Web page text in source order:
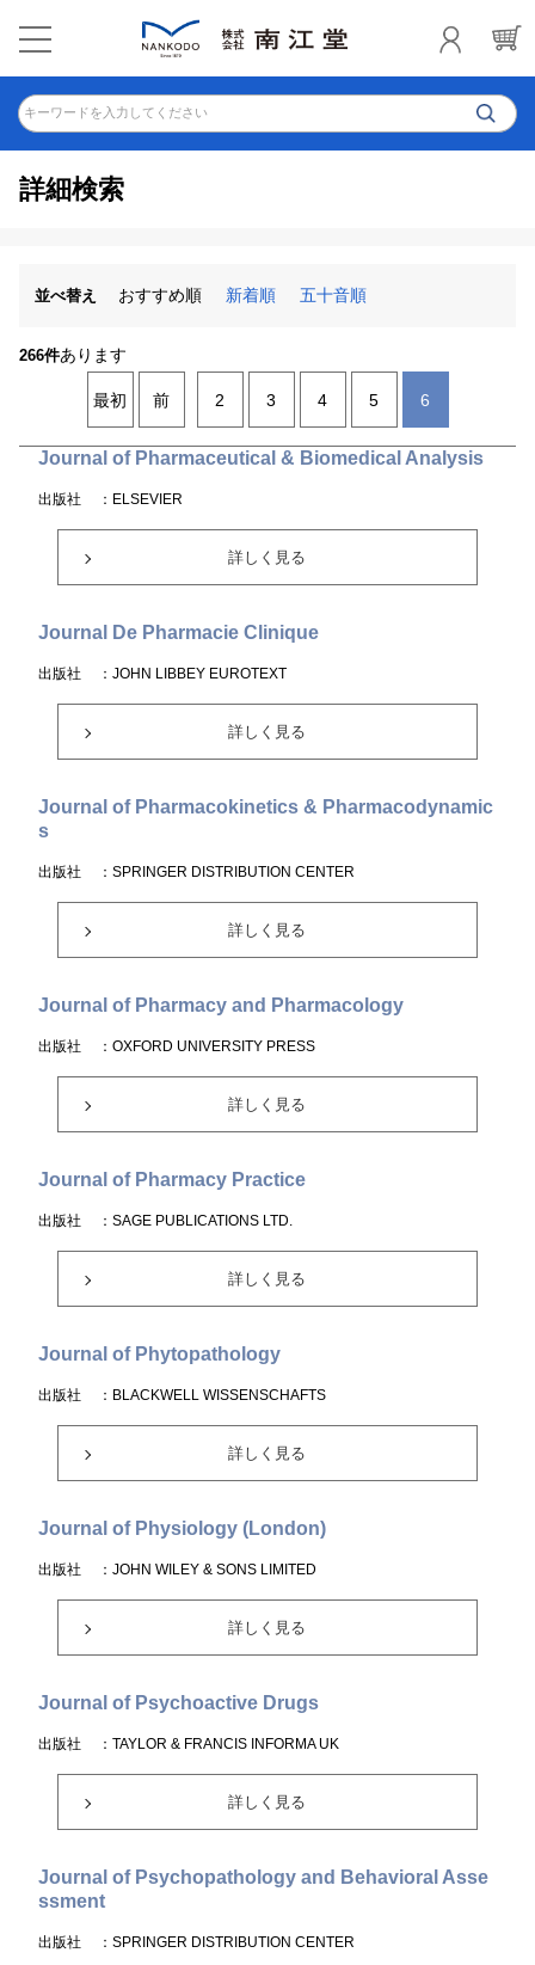
キーワードを入力してください
詳細検索
並べ替え おすすめ順 新着順 五十音順
266件あります
最初 前 2 3 4 5 6
Journal of Pharmaceutical & Biomedical Analysis
出版社 ：ELSEVIER
詳しく見る
Journal De Pharmacie Clinique
出版社 ：JOHN LIBBEY EUROTEXT
詳しく見る
Journal of Pharmacokinetics & Pharmacodynamic
s
出版社 ：SPRINGER DISTRIBUTION CENTER
詳しく見る
Journal of Pharmacy and Pharmacology
出版社 ：OXFORD UNIVERSITY PRESS
詳しく見る
Journal of Pharmacy Practice
出版社 ：SAGE PUBLICATIONS LTD.
詳しく見る
Journal of Phytopathology
出版社 ：BLACKWELL WISSENSCHAFTS
詳しく見る
Journal of Physiology (London)
出版社 ：JOHN WILEY & SONS LIMITED
詳しく見る
Journal of Psychoactive Drugs
出版社 ：TAYLOR & FRANCIS INFORMA UK
詳しく見る
Journal of Psychopathology and Behavioral Asse
ssment
出版社 ：SPRINGER DISTRIBUTION CENTER